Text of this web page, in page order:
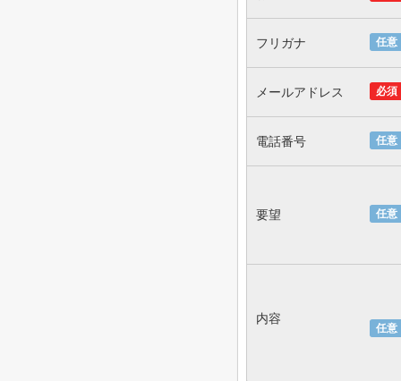
任意
フリガナ
必須
メールアドレス
任意
電話番号
任意
要望
任意
内容